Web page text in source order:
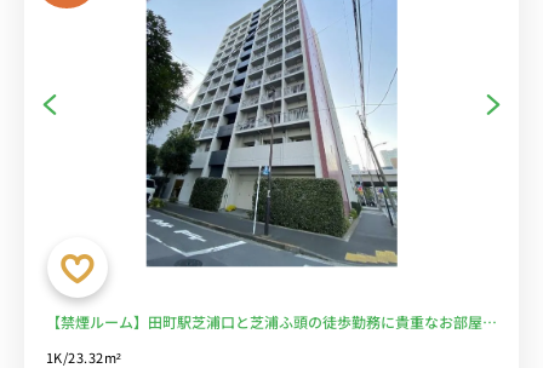
【禁煙ルーム】田町駅芝浦口と芝浦ふ頭の徒歩勤務に貴重なお部屋！
1K/23.32m²